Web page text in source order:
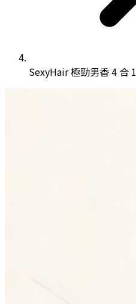
SexyHair 極勁男香 4 合 1